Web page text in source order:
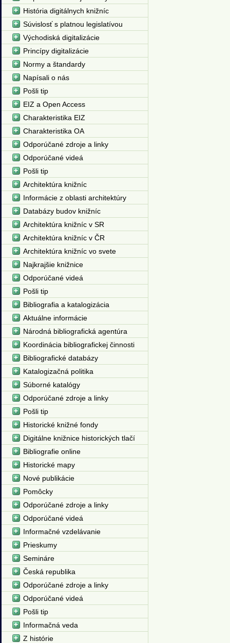
História digitálnych knižníc
Súvislosť s platnou legislatívou
Východiská digitalizácie
Princípy digitalizácie
Normy a štandardy
Napísali o nás
Pošli tip
EIZ a Open Access
Charakteristika EIZ
Charakteristika OA
Odporúčané zdroje a linky
Odporúčané videá
Pošli tip
Architektúra knižníc
Informácie z oblasti architektúry
Databázy budov knižníc
Architektúra knižníc v SR
Architektúra knižníc v ČR
Architektúra knižníc vo svete
Najkrajšie knižnice
Odporúčané videá
Pošli tip
Bibliografia a katalogizácia
Aktuálne informácie
Národná bibliografická agentúra
Koordinácia bibliografickej činnosti
Bibliografické databázy
Katalogizačná politika
Súborné katalógy
Odporúčané zdroje a linky
Pošli tip
Historické knižné fondy
Digitálne knižnice historických tlačí
Bibliografie online
Historické mapy
Nové publikácie
Pomôcky
Odporúčané zdroje a linky
Odporúčané videá
Informačné vzdelávanie
Prieskumy
Semináre
Česká republika
Odporúčané zdroje a linky
Odporúčané videá
Pošli tip
Informačná veda
Z histórie